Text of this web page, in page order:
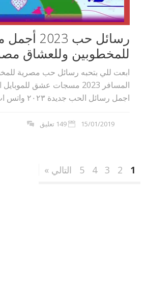
رسائل حب
للمخطوبين وللعشاق
ابعت للي بتحبه رسائل حب مصرية
المسافر 2023 مسجات عشق
اجمل رسائل الحب جديدة ٢٠٢۳ واتس اب فيس بوك توي...
15/01/2019 149 تعليق
1
2
3
4
5 التالي »